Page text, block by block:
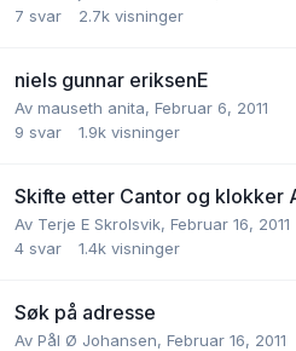
7 svar 2.7k visninger
niels gunnar eriksenE
Av mauseth anita, Februar 6, 2011
9 svar 1.9k visninger
Skifte etter Cantor og klokker
Av Terje E Skrolsvik, Februar 16, 2011
4 svar 1.4k visninger
Søk på adresse
Av Pål Ø Johansen, Februar 16, 2011